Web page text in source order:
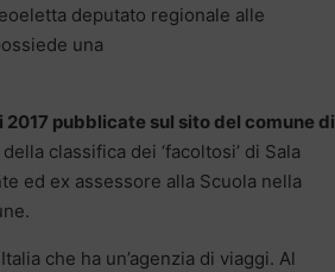
deputato regionale alle
una
pubblicate sul sito del comune di
classifica dei ‘facoltosi’ di Sala
ed ex assessore alla Scuola nella
che ha un’agenzia di viaggi. Al